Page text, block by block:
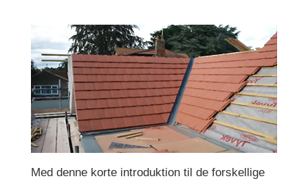
Med denne korte introduktion til de forskellige